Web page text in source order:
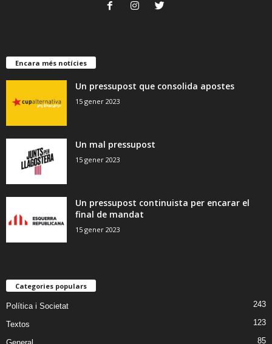
Encara més notícies
Un pressupost que consolida apostes
15 gener 2023
Un mal pressupost
15 gener 2023
Un pressupost continuista per encarar el
final de mandat
15 gener 2023
Categories populars
Política i Societat 243
Textos 123
85